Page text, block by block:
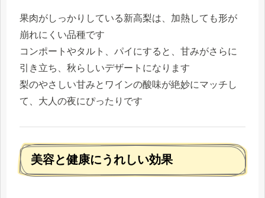
果肉がしっかりしている新高梨は、加熱しても形が
崩れにくい品種です
コンポートやタルト、パイにすると、甘みがさらに
引き立ち、秋らしいデザートになります
梨のやさしい甘みとワインの酸味が絶妙にマッチし
て、大人の夜にぴったりです
美容と健康にうれしい効果